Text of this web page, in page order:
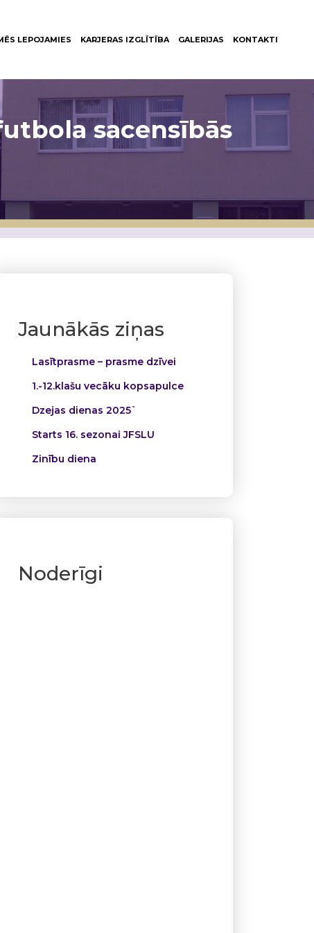
LEPOJAMIES KARJERAS IZGLĪTĪBA GALERIJAS KONTAKTI
sacensībās
Jaunākās ziņas
Lasītprasme – prasme dzīvei
1.-12.klašu vecāku kopsapulce
Dzejas dienas 2025`
Starts 16. sezonai JFSLU
Zinību diena
Noderīgi